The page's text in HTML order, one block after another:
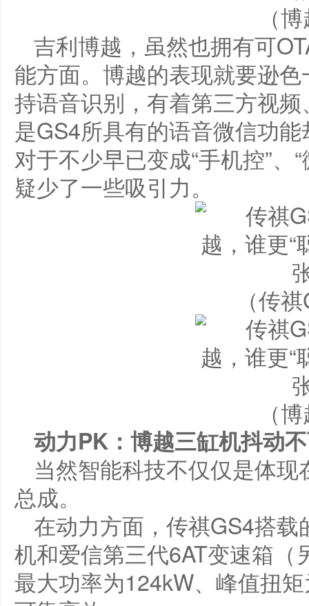
（
吉利博越，虽然也拥有可
能方面。博越的表现就要逊
持语音识别，有着第三方视
是GS4所具有的语音微信功
对于不少早已变成“手机控”、
疑少了一些吸引力。
（传
（
动力PK：博越三缸机抖动
当然智能科技不仅仅是体
总成。
在动力方面，传祺GS4搭
机和爱信第三代6AT变速箱
最大功率为124kW、峰值扭